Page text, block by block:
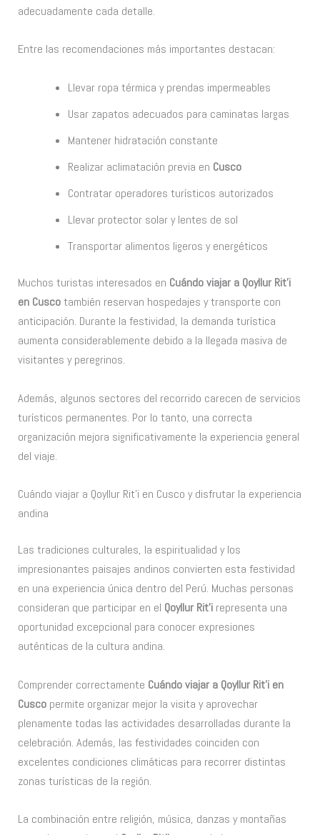
adecuadamente cada detalle.
Entre las recomendaciones más importantes destacan:
Llevar ropa térmica y prendas impermeables
Usar zapatos adecuados para caminatas largas
Mantener hidratación constante
Realizar aclimatación previa en Cusco
Contratar operadores turísticos autorizados
Llevar protector solar y lentes de sol
Transportar alimentos ligeros y energéticos
Muchos turistas interesados en Cuándo viajar a Qoyllur Rit’i
en Cuscotambién reservan hospedajes y transporte con
anticipación. Durante la festividad, la demanda turística
aumenta considerablemente debido a la llegada masiva de
visitantes y peregrinos.
Además, algunos sectores del recorrido carecen de servicios
turísticos permanentes. Por lo tanto, una correcta
organización mejora significativamente la experiencia general
del viaje.
Cuándo viajar a Qoyllur Rit’i en Cusco y disfrutar la experiencia
andina
Las tradiciones culturales, la espiritualidad y los
impresionantes paisajes andinos convierten esta festividad
en una experiencia única dentro del Perú. Muchas personas
consideran que participar en el Qoyllur Rit’i representa una
oportunidad excepcional para conocer expresiones
auténticas de la cultura andina.
Comprender correctamente Cuándo viajar a Qoyllur Rit’i en
Cusco permite organizar mejor la visita y aprovechar
plenamente todas las actividades desarrolladas durante la
celebración. Además, las festividades coinciden con
excelentes condiciones climáticas para recorrer distintas
zonas turísticas de la región.
La combinación entre religión, música, danzas y montañas